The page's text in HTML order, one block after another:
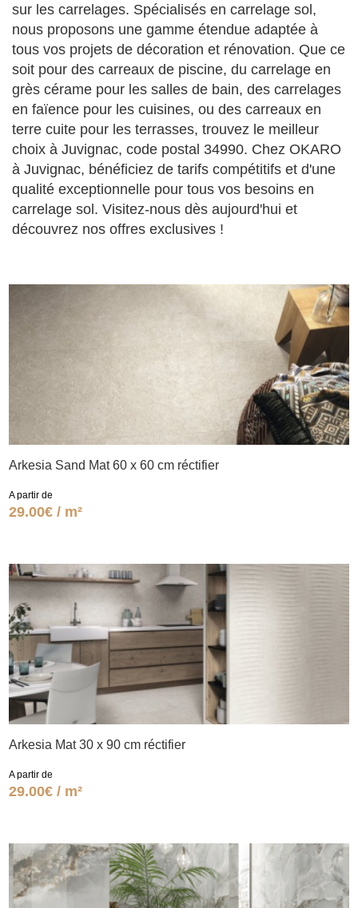
sur les carrelages. Spécialisés en carrelage sol,
nous proposons une gamme étendue adaptée à
tous vos projets de décoration et rénovation. Que ce
soit pour des carreaux de piscine, du carrelage en
grès cérame pour les salles de bain, des carrelages
en faïence pour les cuisines, ou des carreaux en
terre cuite pour les terrasses, trouvez le meilleur
choix à Juvignac, code postal 34990. Chez OKARO
à Juvignac, bénéficiez de tarifs compétitifs et d'une
qualité exceptionnelle pour tous vos besoins en
carrelage sol. Visitez-nous dès aujourd'hui et
découvrez nos offres exclusives !
Arkesia Sand Mat 60 x 60 cm réctifier
A partir de
29.00€ / m²
Arkesia Mat 30 x 90 cm réctifier
A partir de
29.00€ / m²